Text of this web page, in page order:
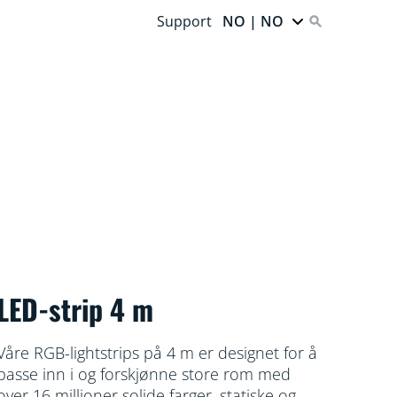
Support NO | NO
strip 4 m
RGB-lightstrips på 4 m er designet for å
inn i og forskjønne store rom med